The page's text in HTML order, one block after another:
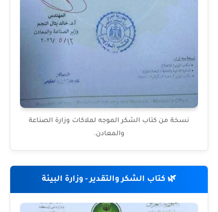
نسخة من كتاب الشكر الموجه لملاكات وزارة الصناعة
والمعادن.
🌿 كتاب الشكر والتقدير - وزارة البيئة